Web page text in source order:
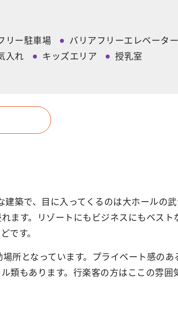
リー駐車場
バリアフリーエレベーター
入れ キッズエリア
授乳室
築で、目に入ってくるのは大ホールの
ます。リゾートにもビジネスにもベスト
です。
所となっています。プライベート感のあ
類もあります。行楽客の方はここの雰囲